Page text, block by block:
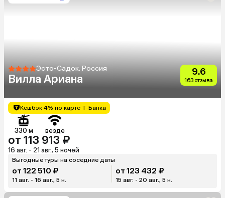
Эсто-Садок, Россия
Вилла Ариана
9.6
163 отзыва
Кешбэк 4% по карте Т-Банка
330 м везде
от 113 913 ₽
16 авг. - 21 авг., 5 ночей
Выгодные туры на соседние даты
от 122 510 ₽
11 авг. - 16 авг., 5 н.
от 123 432 ₽
15 авг. - 20 авг., 5 н.